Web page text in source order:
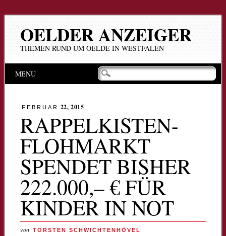
OELDER ANZEIGER
THEMEN RUND UM OELDE IN WESTFALEN
Hauptmenü
Inhalt
MENU
FEBRUAR 22, 2015
RAPPELKISTEN-
FLOHMARKT
SPENDET BISHER
222.000,– € FÜR
KINDER IN NOT
von TORSTEN SCHWICHTENHÖVEL